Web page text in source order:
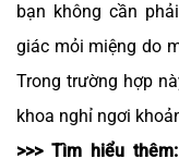
bạn không cần
giác mỏi miệng do
Trong trường hợp
khoa nghỉ ngơi
>>> Tìm hiểu thêm: